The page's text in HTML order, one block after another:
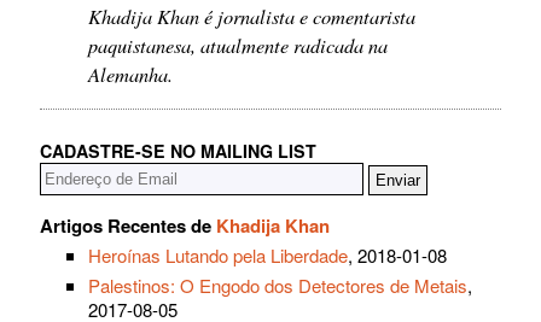
Khadija Khan é jornalista e comentarista
paquistanesa, atualmente radicada na
Alemanha.
CADASTRE-SE NO MAILING LIST
Artigos Recentes de Khadija Khan
Heroínas Lutando pela Liberdade, 2018-01-08
Palestinos: O Engodo dos Detectores de Metais,
2017-08-05